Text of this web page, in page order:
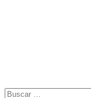
Buscar: